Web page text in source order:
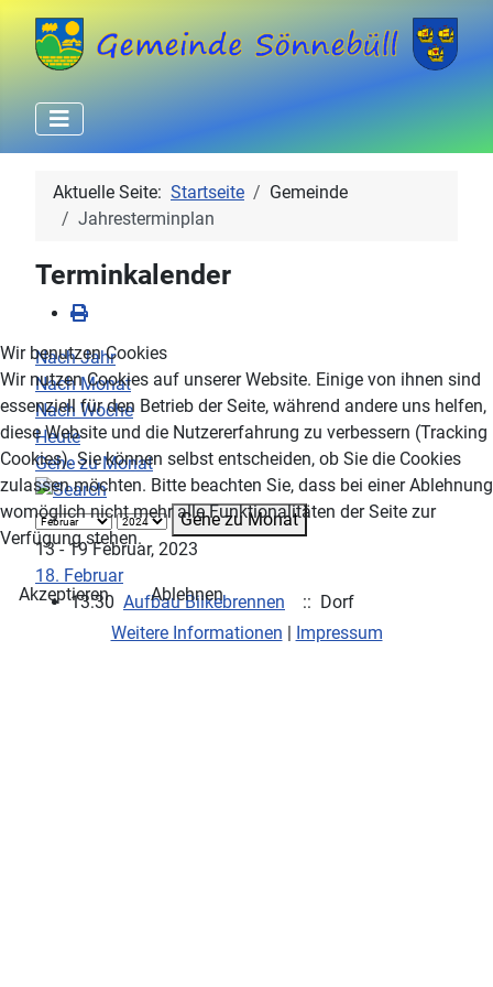
Aktuelle Seite: Startseite
Gemeinde
Jahresterminplan
Terminkalender
Nach Jahr
Nach Monat
Nach Woche
Heute
Gehe zu Monat
Gehe zu Monat
13 - 19 Februar, 2023
18. Februar
13:30 Aufbau Biikebrennen :: Dorf
Wir benutzen Cookies
Wir nutzen Cookies auf unserer Website. Einige von ihnen sind
essenziell für den Betrieb der Seite, während andere uns helfen,
diese Website und die Nutzererfahrung zu verbessern (Tracking
Cookies). Sie können selbst entscheiden, ob Sie die Cookies
zulassen möchten. Bitte beachten Sie, dass bei einer Ablehnung
womöglich nicht mehr alle Funktionalitäten der Seite zur
Verfügung stehen.
Akzeptieren
Ablehnen
Weitere Informationen | Impressum